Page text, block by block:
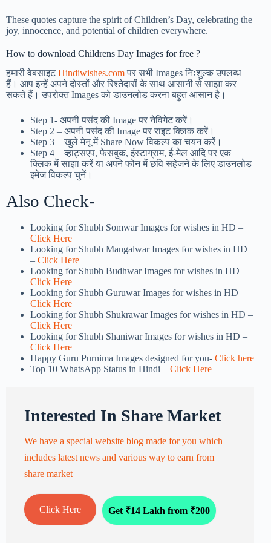
These quotes capture the spirit of Children’s Day, celebrating the
joy, innocence, and potential of children everywhere.
How to download Childrens Day Images for free ?
हमारी वेबसाइटHindiwishes.comपर सभी Images निःशुल्क उपलब्ध
हैं। आप इन्हें अपने दोस्तों और रिश्तेदारों के साथ आसानी से साझा कर
सकते हैं। उपरोक्त Images को डाउनलोड करना बहुत आसान है।
Step 1- अपनी पसंद की Image पर नेविगेट करें।
Step 2 – अपनी पसंद की Image पर राइट क्लिक करें।
Step 3 – खुले मेनू में Share Now विकल्प का चयन करें।
Step 4 – व्हाट्सएप, फेसबुक, इंस्टाग्राम, ई-मेल आदि पर एक
क्लिक में साझा करें या अपने फोन में छवि सहेजने के लिए डाउनलोड
इमेज विकल्प चुनें।
Also Check-
Looking for Shubh Somwar Images for wishes in HD –
Click Here
Looking for Shubh Mangalwar Images for wishes in HD
– Click Here
Looking for Shubh Budhwar Images for wishes in HD –
Click Here
Looking for Shubh Guruwar Images for wishes in HD –
Click Here
Looking for Shubh Shukrawar Images for wishes in HD –
Click Here
Looking for Shubh Shaniwar Images for wishes in HD –
Click Here
Happy Guru Purnima Images designed for you- Click here
Top 10 WhatsApp Status in Hindi – Click Here
Interested In Share Market
We have a special website blog made for you which
includes latest news and various way to earn from
share market
Click Here Get ₹14 Lakh from ₹200